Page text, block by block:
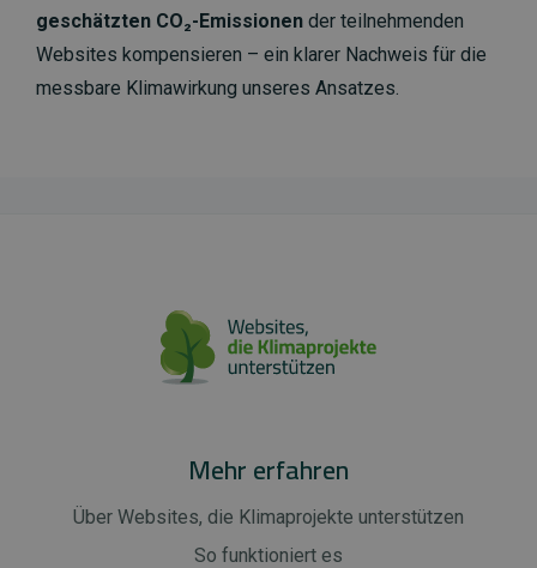
geschätzten CO₂-Emissionen der teilnehmenden
Websites kompensieren – ein klarer Nachweis für die
messbare Klimawirkung unseres Ansatzes.
Mehr erfahren
Über Websites, die Klimaprojekte unterstützen
So funktioniert es